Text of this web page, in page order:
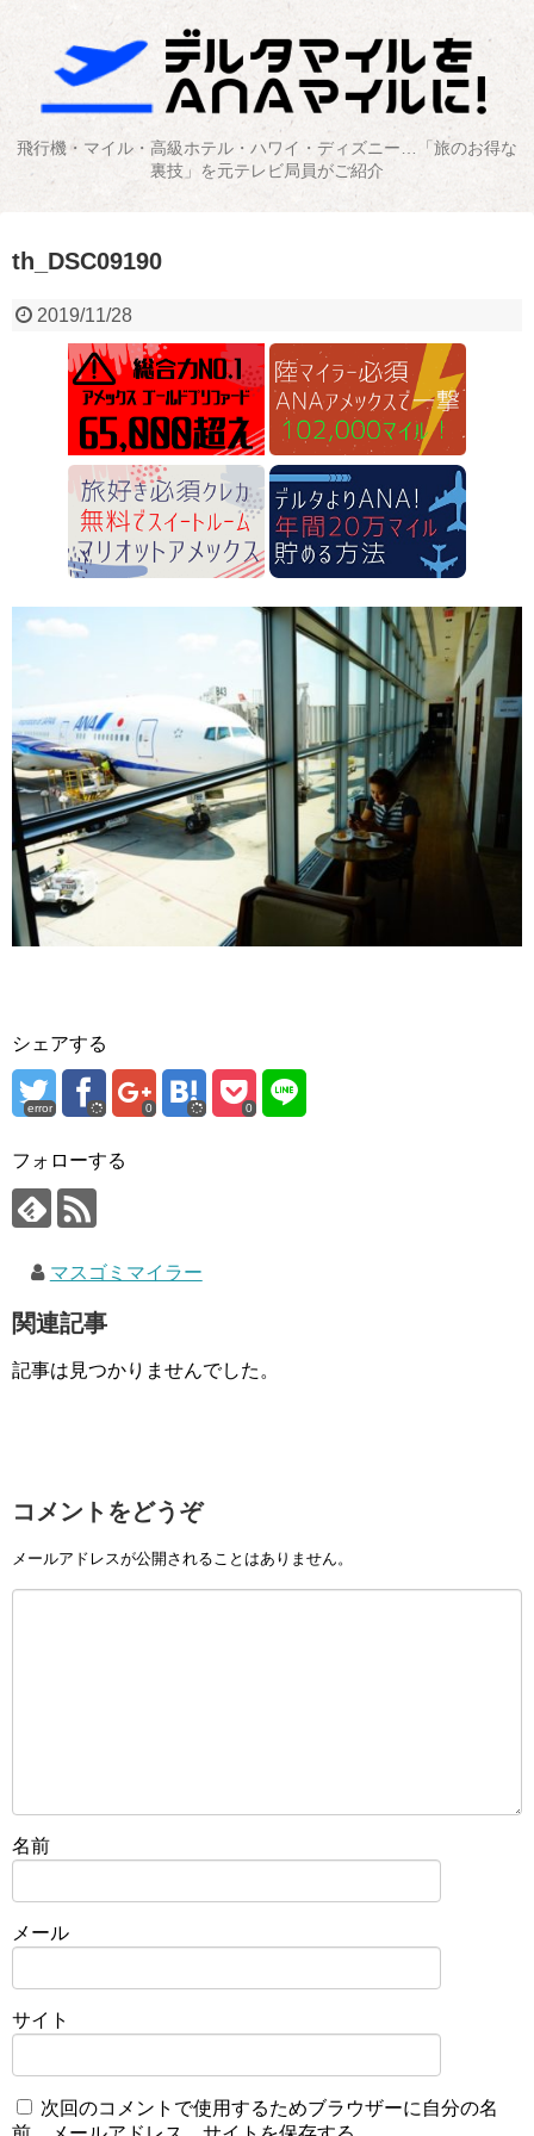
飛行機・マイル・高級ホテル・ハワイ・ディズニー…「旅のお得な
裏技」を元テレビ局員がご紹介
th_DSC09190
2019/11/28
シェアする
error 0 0
フォローする
マスゴミマイラー
関連記事
記事は見つかりませんでした。
コメントをどうぞ
メールアドレスが公開されることはありません。
名前
メール
サイト
次回のコメントで使用するためブラウザーに自分の名